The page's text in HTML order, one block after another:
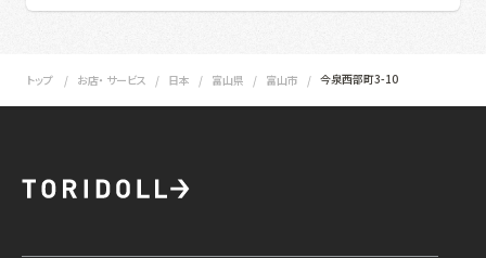
トップ お店・ サービス 日本 富山県 富山市 今泉西部町3-10